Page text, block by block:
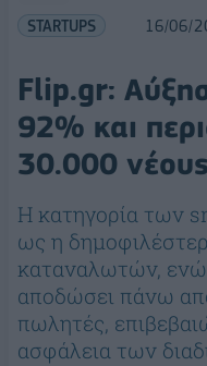
STARTUPS 16/06/
Flip.gr:
92% και
30.000
Η κατηγορία των
ως η
καταναλωτών, ενώ
αποδώσει πάνω
πωλητές,
ασφάλεια των